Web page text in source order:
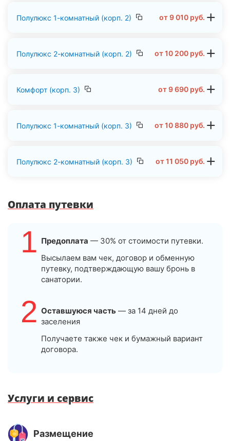
Полулюкс 1-комнатный (корп. 2) от9 010 руб.
Полулюкс 2-комнатный (корп. 2) от10 200 руб.
Комфорт (корп. 3) от9 690 руб.
Полулюкс 1-комнатный (корп. 3) от10 880 руб.
Полулюкс 2-комнатный (корп. 3) от11 050 руб.
Оплата путевки
1 Предоплата — 30% от стоимости путевки.
Высылаем вам чек, договор и обменную
путевку, подтверждающую вашу бронь в
санатории.
2 Оставшуюся часть — за 14 дней до
заселения
Получаете также чек и бумажный вариант
договора.
Услуги и сервис
Размещение